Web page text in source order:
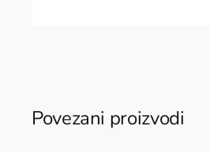
Povezani proizvodi